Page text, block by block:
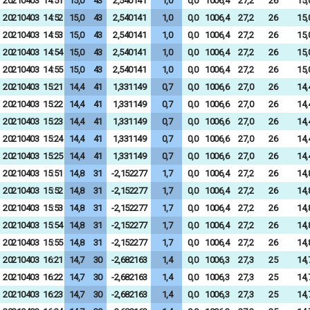
20210403 14:52 15,0 43 2,540141 1,0 0,0 1006,4 27,2 26
20210403 14:53 15,0 43 2,540141 1,0 0,0 1006,4 27,2 26
20210403 14:54 15,0 43 2,540141 1,0 0,0 1006,4 27,2 26
20210403 14:55 15,0 43 2,540141 1,0 0,0 1006,4 27,2 26
20210403 15:21 14,4 41 1,331149 0,7 0,0 1006,6 27,0 26
20210403 15:22 14,4 41 1,331149 0,7 0,0 1006,6 27,0 26
20210403 15:23 14,4 41 1,331149 0,7 0,0 1006,6 27,0 26
20210403 15:24 14,4 41 1,331149 0,7 0,0 1006,6 27,0 26
20210403 15:25 14,4 41 1,331149 0,7 0,0 1006,6 27,0 26
20210403 15:51 14,8 31 -2,152277 1,7 0,0 1006,4 27,2 26
20210403 15:52 14,8 31 -2,152277 1,7 0,0 1006,4 27,2 26
20210403 15:53 14,8 31 -2,152277 1,7 0,0 1006,4 27,2 26
20210403 15:54 14,8 31 -2,152277 1,7 0,0 1006,4 27,2 26
20210403 15:55 14,8 31 -2,152277 1,7 0,0 1006,4 27,2 26
20210403 16:21 14,7 30 -2,682163 1,4 0,0 1006,3 27,3 25
20210403 16:22 14,7 30 -2,682163 1,4 0,0 1006,3 27,3 25
20210403 16:23 14,7 30 -2,682163 1,4 0,0 1006,3 27,3 25